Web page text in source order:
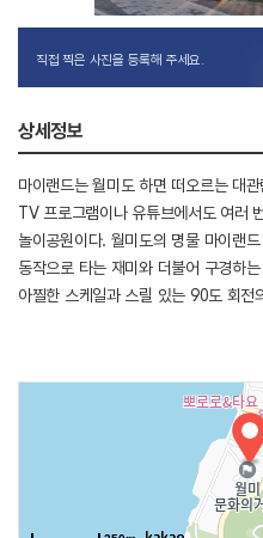
직접 찍은 사진을 등록해 주세요.
상세정보
마이랜드는 월미도 하면 떠오르는 대
TV 프로그램이나 유튜브에서도 여러
놀이공원이다. 월미도의 명물 마이랜
동작으로 타는 재미와 더불어 구경하
아찔한 스케일과 스릴 있는 90도 회
회전하면서 점프하는 점프보트, 아이
달랠 수 있는 먹거리 판매 상점들도 길
◎ 한류의 매력을 만나는 여행 정보
웹 예능 <투어요정> 속 성규와 외국
마이랜드는 월미도의 대표 테마파크
갖춘 놀이 시설을 즐긴 뒤, 가까운 월